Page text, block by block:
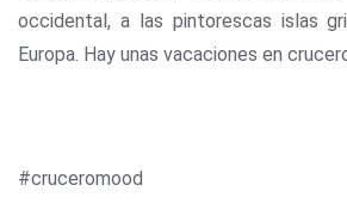
occidental, a las pintorescas islas
Europa. Hay unas vacaciones en
#cruceromood